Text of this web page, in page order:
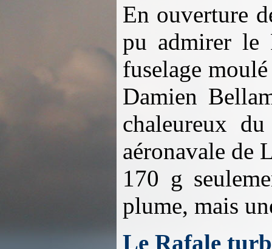
En ouverture
pu admirer le
fuselage
Damien
chaleureux
aéronavale de
170 g
plume, mais
Le Rafale